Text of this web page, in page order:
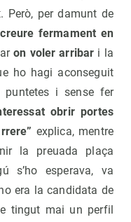
Però, per damunt de
creure fermament en
on voler arribar i la
ho hagi aconseguit
puntetes i sense fer
obrir portes
explica, mentre
la preuada plaça
s’ho esperava, va
era la candidata de
tingut mai un perfil